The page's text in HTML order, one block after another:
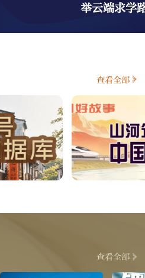
举云端求学
查看全部
查看全部